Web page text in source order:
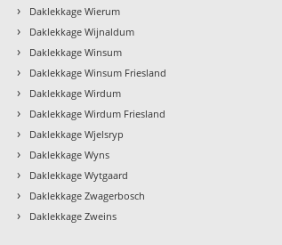
› Daklekkage Wierum
› Daklekkage Wijnaldum
› Daklekkage Winsum
› Daklekkage Winsum Friesland
› Daklekkage Wirdum
› Daklekkage Wirdum Friesland
› Daklekkage Wjelsryp
› Daklekkage Wyns
› Daklekkage Wytgaard
› Daklekkage Zwagerbosch
› Daklekkage Zweins